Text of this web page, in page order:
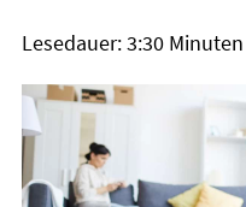
Lesedauer: 3:30 Minuten